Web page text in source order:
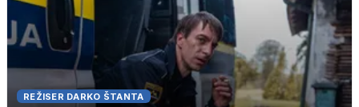
REŽISER DARKO ŠTANTA